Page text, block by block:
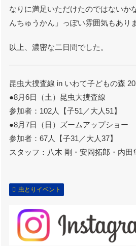
なりに満足いただけたのではないか
んちゅうかん」っぽい雰囲気もあり
以上、濃密な二日間でした。
昆虫大捜査線 in いわて子どもの森
●8月6日（土）昆虫大捜査線
参加者：102人【子51／大人51】
●8月7日（日）ズームアップショー
参加者：67人【子31／大人37】
スタッフ：八木 剛・安岡拓郎・内田
虫とりイベント